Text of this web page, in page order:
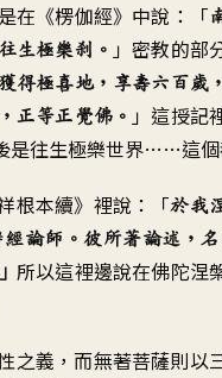
在《楞伽經》中說：「
生極樂剎。 」密教的部
得極喜地，享壽六百
正等正覺佛。 」這授記
是往生極樂世界……這個
根本續》裡說：「於我
論師。彼所著論述，
所以這裡邊說在佛陀涅
之義，而無著菩薩則